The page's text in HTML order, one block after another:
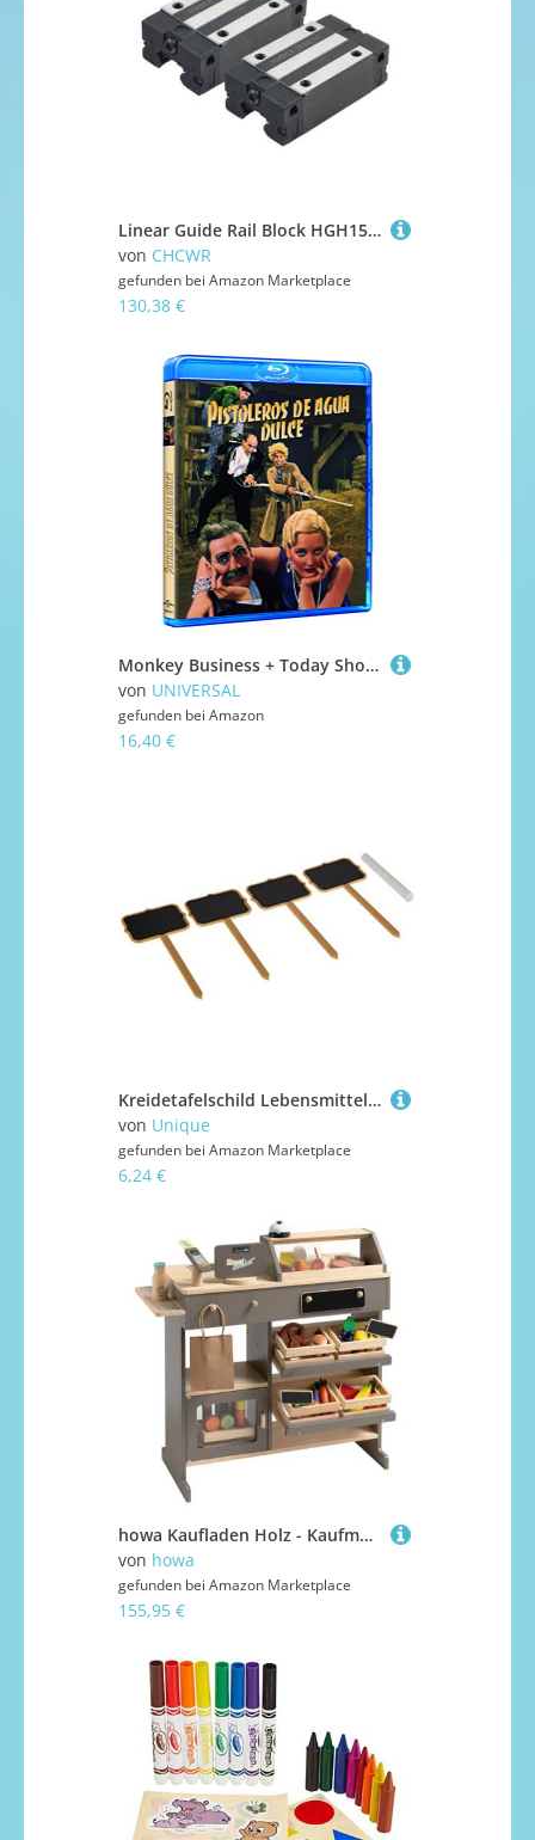
Linear Guide Rail Block HGH15CA HGH20CA HGH25CA Leiger Kreide FÜR Router -Teile (HGH15CA)
von CHCWR
gefunden bei Amazon Marketplace
130,38 €
Monkey Business + Today Show (Region B)
von UNIVERSAL
gefunden bei Amazon
16,40 €
Kreidetafelschild Lebensmittelstocher mit Kreide - 4er Packung
von Unique
gefunden bei Amazon Marketplace
6,24 €
howa Kaufladen Holz - Kaufmannsladen mit 40-teiligem Kaufladen Zubehör, Spielkasse mit Spielzeugkartenleser, Tafel für Kreide, Vitrine, Natur - Taupe 14755
von howa
gefunden bei Amazon Marketplace
155,95 €